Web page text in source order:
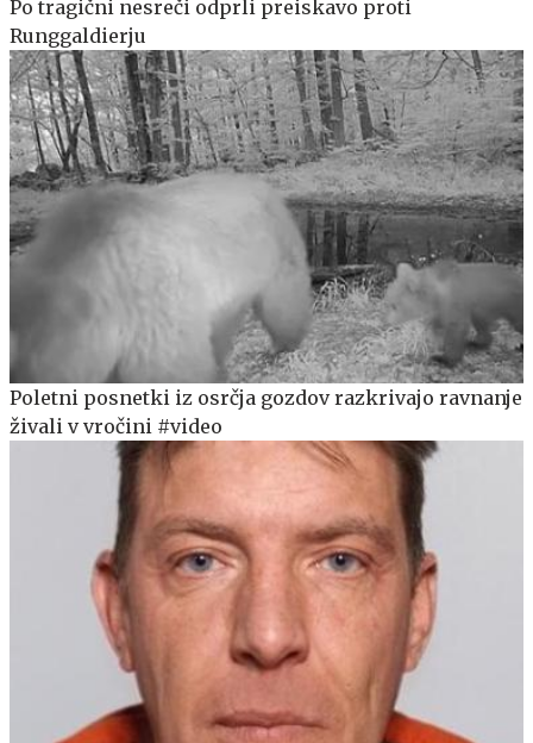
Po tragični nesreči odprli preiskavo proti
Runggaldierju
Poletni posnetki iz osrčja gozdov razkrivajo ravnanje
živali v vročini #video